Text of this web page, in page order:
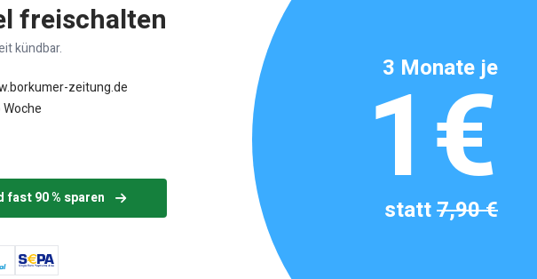
freischalten
kündbar.
zeitung.de
90 % sparen
3 Monate je
1€
statt7,90 €